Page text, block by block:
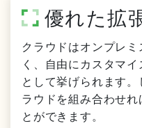
優れた拡
クラウドはオンプレ
く、自由にカスタマ
として挙げられます
ラウドを組み合わせ
とができます。